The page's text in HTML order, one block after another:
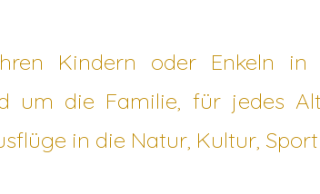
Kindern oder Enkeln in
um die Familie, für jedes
in die Natur, Kultur,